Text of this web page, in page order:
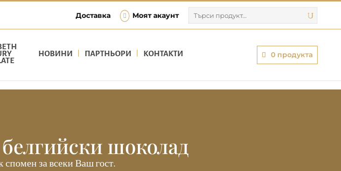
Доставка  Моят акаунт за:
0 продукта
НОВИНИ ПАРТНЬОРИ КОНТАКТИ
шоколад
спомен за всеки Ваш гост.